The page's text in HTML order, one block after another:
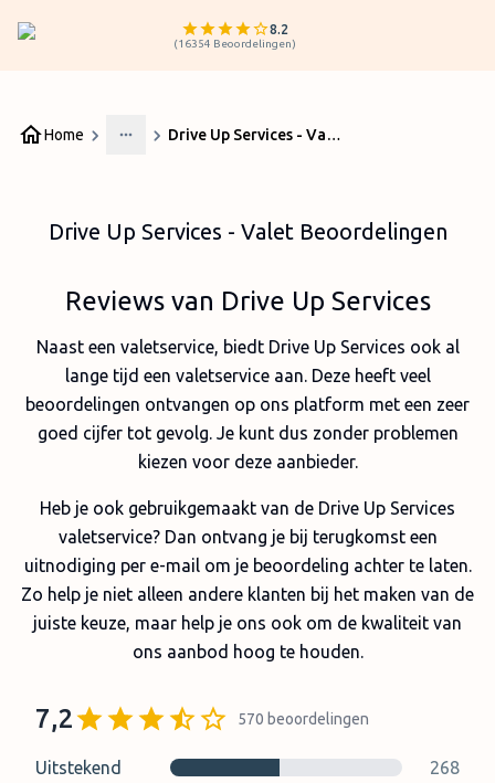
8.2
(16354 Beoordelingen)
Home
More
Drive Up Services - Valet Beoordelingen
Drive Up Services - Valet Beoordelingen
Reviews van Drive Up Services
Naast een valetservice, biedt Drive Up Services ook al
lange tijd een valetservice aan. Deze heeft veel
beoordelingen ontvangen op ons platform met een zeer
goed cijfer tot gevolg. Je kunt dus zonder problemen
kiezen voor deze aanbieder.
Heb je ook gebruikgemaakt van de Drive Up Services
valetservice? Dan ontvang je bij terugkomst een
uitnodiging per e-mail om je beoordeling achter te laten.
Zo help je niet alleen andere klanten bij het maken van de
juiste keuze, maar help je ons ook om de kwaliteit van
ons aanbod hoog te houden.
7,2 570 beoordelingen
Uitstekend
268